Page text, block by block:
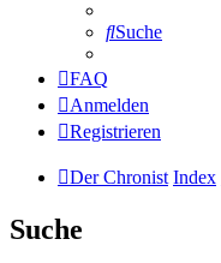
Suche
FAQ
Anmelden
Registrieren
Der Chronist Index
Suche